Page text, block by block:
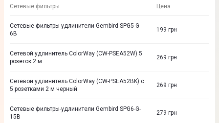
Сетевые фильтры Цена
Сетевые фильтры-удлинители Gembird SPG5-G-
6B
199 грн
Сетевой удлинитель ColorWay (CW-PSEA52W) 5
розеток 2 м
269 грн
Сетевой удлинитель ColorWay (CW-PSEA52BK) с
5 розетками 2 м черный
269 грн
Сетевые фильтры-удлинители Gembird SPG6-G-
15B
279 грн